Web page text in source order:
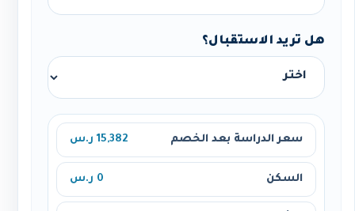
هل تريد الاستقبال؟
سعر الدراسة بعد الخصم 15,382 ر.س
السكن 0 ر.س